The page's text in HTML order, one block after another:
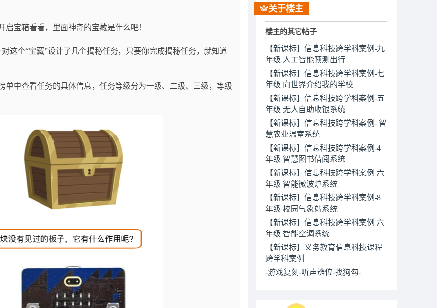
宝箱看看，里面神奇的宝藏是什么吧！
个“宝藏”设计了几个揭秘任务，只要你完成揭秘任务，就知道
单中查看任务的具体信息，任务等级分为一级、二级、三级，等级
关于楼主
楼主的其它帖子
【新课标】信息科技跨学科案例-九
年级 人工智能预测出行
【新课标】信息科技跨学科案例-七
年级 向世界介绍我的学校
【新课标】信息科技跨学科案例-五
年级 无人自助收银系统
【新课标】信息科技跨学科案例- 智
慧农业温室系统
【新课标】信息科技跨学科案例-4
年级 智慧图书借阅系统
【新课标】信息科技跨学科案例 六
年级 智能微波炉系统
【新课标】信息科技跨学科案例-8
年级 校园气象站系统
【新课标】信息科技跨学科案例 六
年级 智能空调系统
【新课标】义务教育信息科技课程
跨学科案例
-游戏复刻-听声辨位-找狗勾-